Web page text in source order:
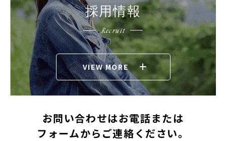
採用情報
Recruit
VIEW MORE
お問い合わせはお電話または
フォームからご連絡ください。